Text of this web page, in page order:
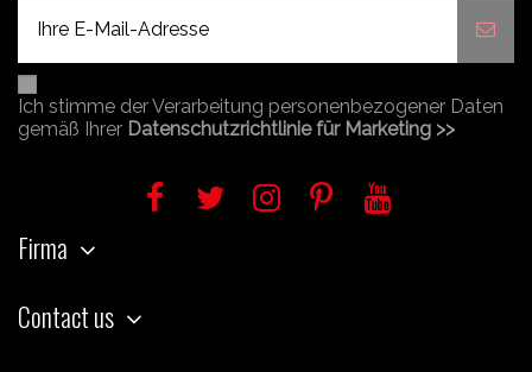
Ich stimme der Verarbeitung personenbezogener Daten
gemäß Ihrer Datenschutzrichtlinie für Marketing >>
Firma
Contact us